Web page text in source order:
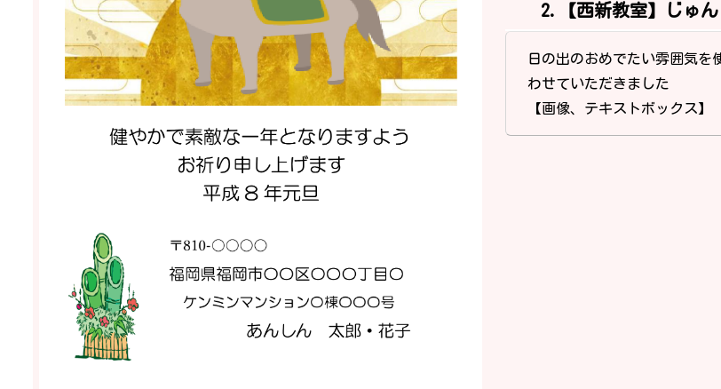
2.【西新教室】じゅん
日の出のおめでたい雰囲気を
わせていただきました
【画像、テキストボックス】